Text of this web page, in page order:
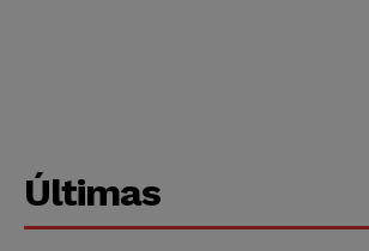
Últimas